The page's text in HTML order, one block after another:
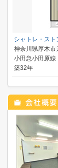
シャトレ・スト
神奈川県厚木市
小田急小田原
築32年